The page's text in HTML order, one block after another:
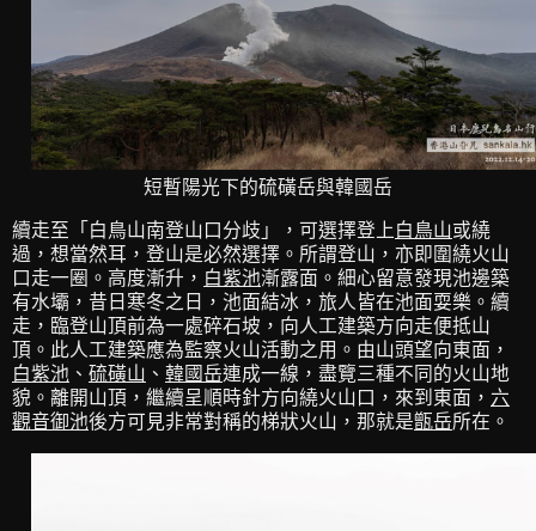
短暫陽光下的硫磺岳與韓國岳
續走至「白鳥山南登山口分歧」，可選擇登上 白鳥山或繞
過，想當然耳，登山是必然選擇。所謂登山，亦即圍繞火山
口走一圈。高度漸升， 白紫池漸露面。細心留意發現池邊築
有水壩，昔日寒冬之日，池面結冰，旅人皆在池面耍樂。續
走，臨登山頂前為一處碎石坡，向人工建築方向走便抵山
頂。此人工建築應為監察火山活動之用。由山頭望向東面，
白紫池 、 硫磺山 、 韓國岳連成一線，盡覽三種不同的火山地
貌。離開山頂，繼續呈順時針方向繞火山口，來到東面， 六
觀音御池後方可見非常對稱的梯狀火山，那就是甑岳所在。